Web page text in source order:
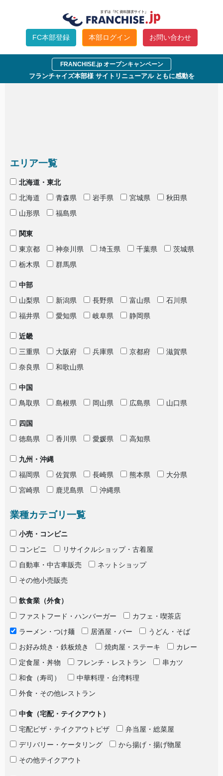
FC本部登録 本部ログイン お問い合わせ
FRANCHISE.jp オープンキャンペーン
フランチャイズ本部様 サイトリニューアル ともに感動を
指定された条件では参加企業が見付かりませんでし
条件を変えて検索して下さい。
エリア一覧
北海道・東北
北海道
青森県 岩手県 宮城県
秋田県
山形県
福島県
関東
東京都
神奈川県 埼玉県 千葉県
茨城県
栃木県
群馬県
中部
山梨県
新潟県 長野県 富山県
石川県
福井県
愛知県 岐阜県 静岡県
近畿
三重県
大阪府 兵庫県 京都府
滋賀県
奈良県
和歌山県
中国
鳥取県
島根県 岡山県 広島県 山口県
四国
徳島県
香川県 愛媛県 高知県
九州・沖縄
福岡県
佐賀県 長崎県 熊本県
大分県
宮崎県
鹿児島県 沖縄県
業種カテゴリ一覧
小売・コンビニ
コンビニ
リサイクルショップ・古着屋
自動車・中古車販売
ネットショップ
その他小売販売
飲食業（外食）
ファストフード・ハンバーガー
カフェ・喫茶店
ラーメン・つけ麺
居酒屋・バー
うどん・そば
お好み焼き・鉄板焼き
焼肉屋・ステーキ
カレー
定食屋・丼物
フレンチ・レストラン
串カツ
和食（寿司）
中華料理・台湾料理
外食・その他レストラン
中食（宅配・テイクアウト）
宅配ピザ・テイクアウトピザ
弁当屋・総菜屋
デリバリー・ケータリング
から揚げ・揚げ物屋
その他テイクアウト